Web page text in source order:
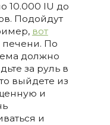
10.000 IU до
Подойдут
вот
печени. По
должно
за руль в
выйдете из
и
и